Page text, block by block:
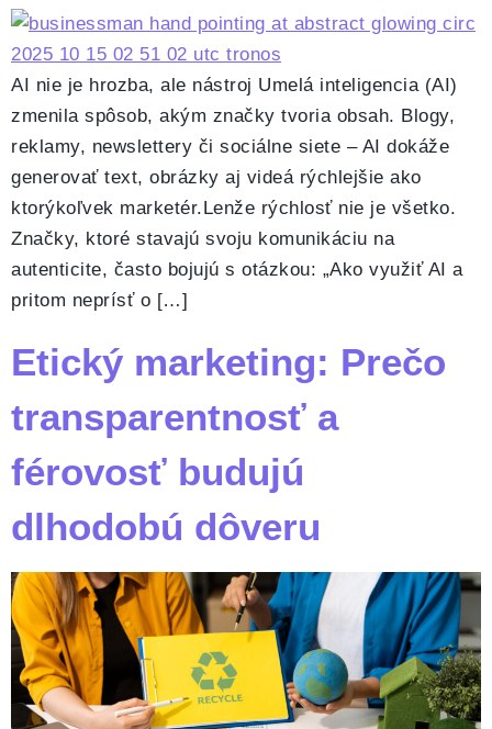
AI nie je hrozba, ale nástroj Umelá inteligencia (AI)
zmenila spôsob, akým značky tvoria obsah. Blogy,
reklamy, newslettery či sociálne siete – AI dokáže
generovať text, obrázky aj videá rýchlejšie ako
ktorýkoľvek marketér.Lenže rýchlosť nie je všetko.
Značky, ktoré stavajú svoju komunikáciu na
autenticite, často bojujú s otázkou: „Ako využiť AI a
pritom neprísť o […]
Etický marketing: Prečo
transparentnosť a
férovosť budujú
dlhodobú dôveru